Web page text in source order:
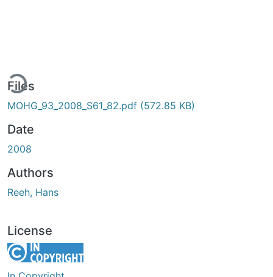
Files
MOHG_93_2008_S61_82.pdf (572.85 KB)
Date
2008
Authors
Reeh, Hans
License